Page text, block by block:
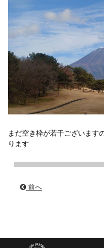
まだ空き枠が若干ございま
ります
前へ